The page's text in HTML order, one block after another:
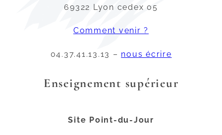
69322 Lyon cedex 05
Comment venir ?
04.37.41.13.13 – nous écrire
Enseignement supérieur
Site Point-du-Jour